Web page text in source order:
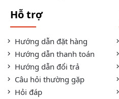
Hỗ trợ
Hướng dẫn đặt hàng
Hướng dẫn thanh toán
Hướng dẫn đổi trả
Câu hỏi thường gặp
Hỏi đáp